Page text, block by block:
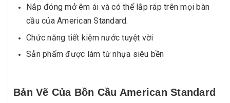
Nắp đóng mở êm ái và có thể lắp ráp trên mọi bàn
cầu của American Standard.
Chức năng tiết kiệm nước tuyệt vời
Sản phẩm được làm từ nhựa siêu bền
Bản Vẽ Của Bồn Cầu American Standard